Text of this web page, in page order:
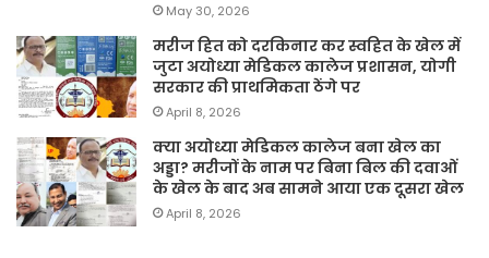
May 30, 2026
मरीज हित को दरकिनार कर स्वहित के खेल में
जुटा अयोध्या मेडिकल कालेज प्रशासन, योगी
सरकार की प्राथमिकता ठेंगे पर
April 8, 2026
क्या अयोध्या मेडिकल कालेज बना खेल का
अड्डा? मरीजों के नाम पर बिना बिल की दवाओं
के खेल के बाद अब सामने आया एक दूसरा खेल
April 8, 2026